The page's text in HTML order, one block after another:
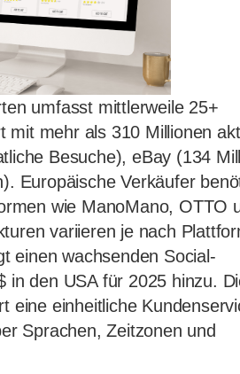
umfasst mittlerweile 25+
mit mehr als 310 Millionen
Besuche), eBay (134
Europäische Verkäufer
wie ManoMano, OTTO
variieren je nach
einen wachsenden Social-
in den USA für 2025 hinzu.
eine einheitliche
Sprachen, Zeitzonen und